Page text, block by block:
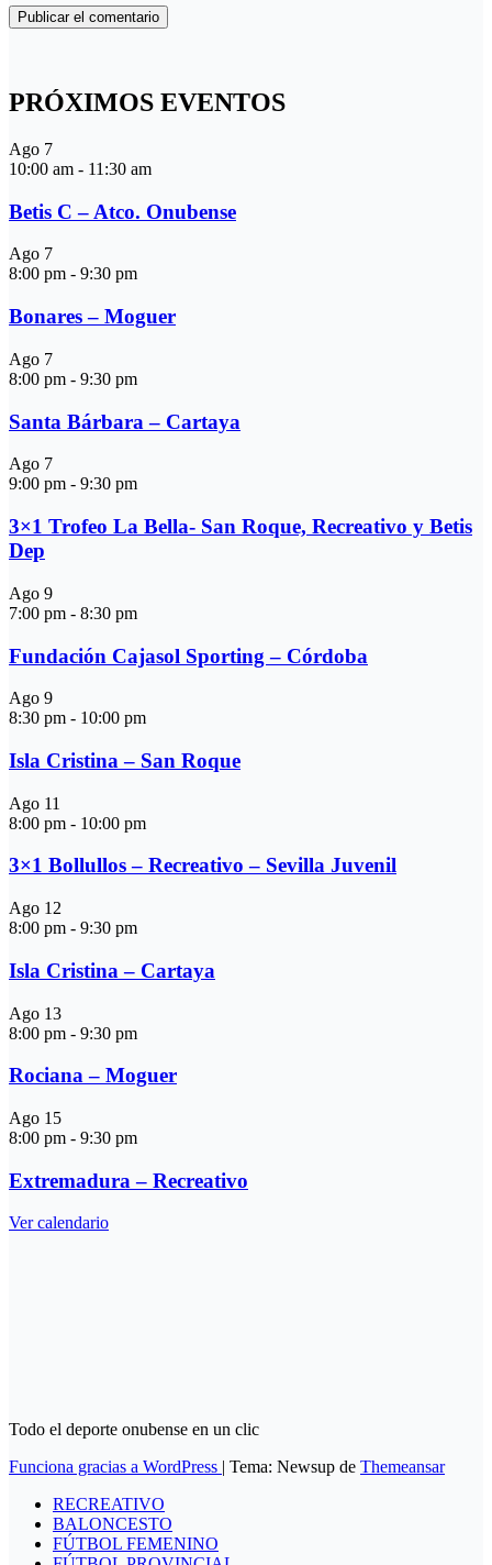
PRÓXIMOS EVENTOS
Ago 7
10:00 am - 11:30 am
Betis C – Atco. Onubense
Ago 7
8:00 pm - 9:30 pm
Bonares – Moguer
Ago 7
8:00 pm - 9:30 pm
Santa Bárbara – Cartaya
Ago 7
9:00 pm - 9:30 pm
3×1 Trofeo La Bella- San Roque, Recreativo y Betis
Dep
Ago 9
7:00 pm - 8:30 pm
Fundación Cajasol Sporting – Córdoba
Ago 9
8:30 pm - 10:00 pm
Isla Cristina – San Roque
Ago 11
8:00 pm - 10:00 pm
3×1 Bollullos – Recreativo – Sevilla Juvenil
Ago 12
8:00 pm - 9:30 pm
Isla Cristina – Cartaya
Ago 13
8:00 pm - 9:30 pm
Rociana – Moguer
Ago 15
8:00 pm - 9:30 pm
Extremadura – Recreativo
Ver calendario
Todo el deporte onubense en un clic
Funciona gracias a WordPress | Tema: Newsup de Themeansar
RECREATIVO
BALONCESTO
FÚTBOL FEMENINO